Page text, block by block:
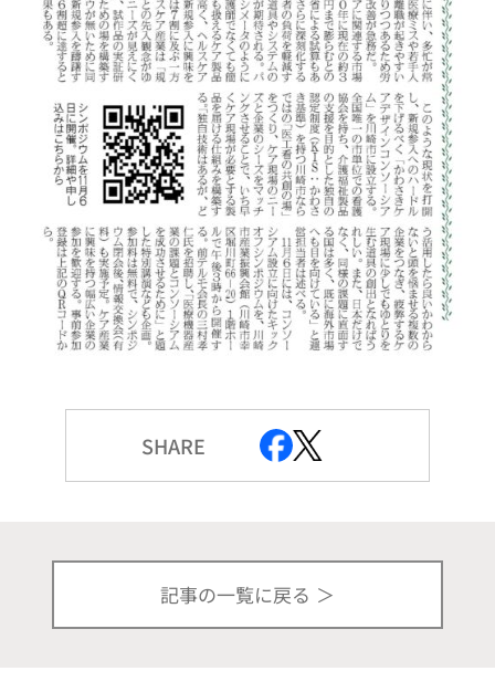
SHARE
記事の一覧に戻る